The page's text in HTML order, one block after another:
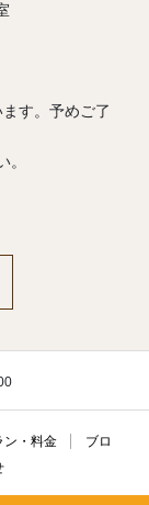
す。予めご了
ン・料金
ブロ